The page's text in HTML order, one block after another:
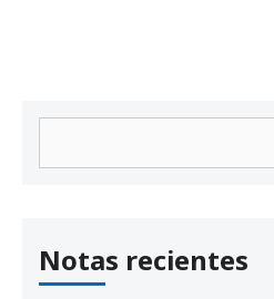
Notas recientes